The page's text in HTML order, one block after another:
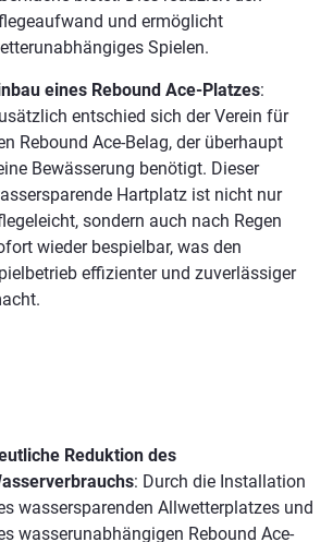
und ermöglicht
Spielen.
eines Rebound Ace-Platzes:
entschied sich der Verein für
Rebound Ace-Belag, der überhaupt
Bewässerung benötigt. Dieser
Hartplatz ist nicht nur
sondern auch nach Regen
wieder bespielbar, was den
effizienter und zuverlässiger
Reduktion des
: Durch die Installation
wassersparenden Allwetterplatzes und
wasserunabhängigen Rebound Ace-